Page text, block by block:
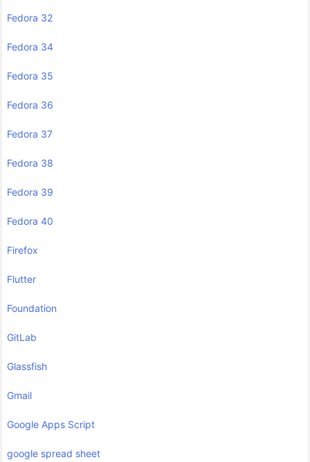
Fedora 32
Fedora 34
Fedora 35
Fedora 36
Fedora 37
Fedora 38
Fedora 39
Fedora 40
Firefox
Flutter
Foundation
GitLab
Glassfish
Gmail
Google Apps Script
google spread sheet